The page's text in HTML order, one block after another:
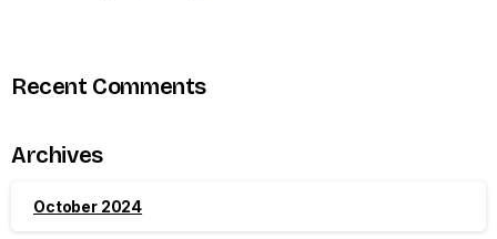
Recent Comments
Archives
October 2024